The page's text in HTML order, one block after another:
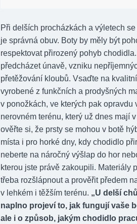
Při delších procházkách a výletech
je správná obuv. Boty by měly být
respektovat přirozený pohyb
předcházet únavě, vzniku
přetěžování kloubů. Vsaďte na
vyrobené z funkčních a prodyšných
v ponožkách, ve kterých pak opravdu
nerovném terénu, který už dnes mají
ověřte si, že prsty se mohou v botě
místa i pro horké dny, kdy chodidlo
neberte na náročný výšlap do hor
kterou jste právě zakoupili. Materiály
třeba rozšlápnout a prověřit předem
v lehkém i těžším terénu. „U delší
naplno projeví to, jak fungují vaše
ale i o způsob, jakým chodidlo